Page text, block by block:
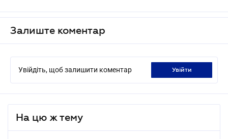
Залиште коментар
Увійдіть, щоб залишити коментар увійти
На цю ж тему